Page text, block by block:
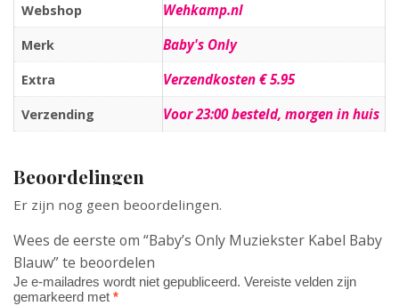
Webshop Wehkamp.nl
Merk Baby's Only
Extra Verzendkosten € 5.95
Verzending Voor 23:00 besteld, morgen in huis
Beoordelingen
Er zijn nog geen beoordelingen.
Wees de eerste om “Baby’s Only Muziekster Kabel Baby
Blauw” te beoordelen
Je e-mailadres wordt niet gepubliceerd. Vereiste velden zijn
gemarkeerd met *